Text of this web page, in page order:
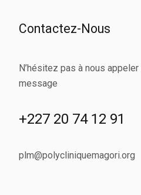
Contactez-Nous
N’hésitez pas à nous
message
+227 20 74 12 91
plm@polycliniquemagori.org